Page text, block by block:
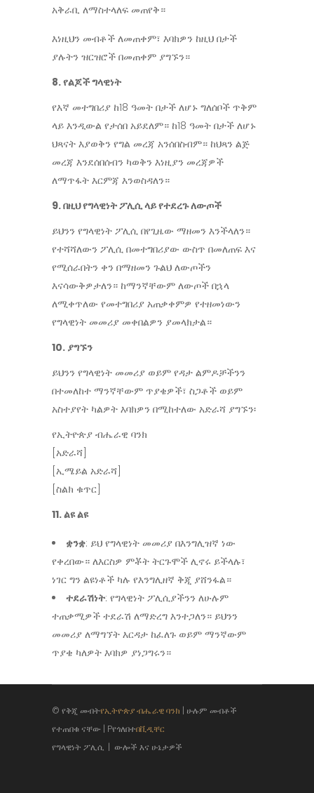
አቅራቢ ለማስተላለፍ መጠየቅ።
እነዚህን መብቶች ለመጠቀም፣ እባክዎን ከዚህ በታች
ያሉትን ዝርዝሮች በመጠቀም ያግኙን።
8. የልጆች ግላዊነት
የእኛ መተግበሪያ ከ18 ዓመት በታች ለሆኑ ግለሰቦች ጥቅም
ላይ እንዲውል የታሰበ አይደለም። ከ18 ዓመት በታች ለሆኑ
ህጻናት እያወቅን የግል መረጃ አንሰበስብም። ከህጻን ልጅ
መረጃ እንደሰበሰብን ካወቅን እነዚያን መረጃዎች
ለማጥፋት እርምጃ እንወስዳለን።
9. በዚህ የግላዊነት ፖሊሲ ላይ የተደረጉ ለውጦች
ይህንን የግላዊነት ፖሊሲ በየጊዜው ማዘመን እንችላለን።
የተሻሻለውን ፖሊሲ በመተግበሪያው ውስጥ በመለጠፍ እና
የሚሰራበትን ቀን በማዘመን ጉልህ ለውጦችን
እናሳውቅዎታለን። ከማንኛቸውም ለውጦች በኋላ
ለሚቀጥለው የመተግበሪያ አጠቃቀምዎ የተዘመነውን
የግላዊነት መመሪያ መቀበልዎን ያመላክታል።
10. ያግኙን
ይህንን የግላዊነት መመሪያ ወይም የዳታ ልምዶቻችንን
በተመለከተ ማንኛቸውም ጥያቄዎች፣ ስጋቶች ወይም
አስተያየት ካልዎት እባክዎን በሚከተለው አድራሻ ያግኙን፡
የኢትዮጵያ ብሔራዊ ባንክ
[አድራሻ]
[ኢሜይል አድራሻ]
[ስልክ ቁጥር]
11. ልዩ ልዩ
ቋንቋ: ይህ የግላዊነት መመሪያ በእንግሊዝኛ ነው
የቀረበው። ለእርስዎ ምቾት ትርጉሞች ሊኖሩ ይችላሉ፣
ነገር ግን ልዩነቶች ካሉ የእንግሊዘኛ ቅጂ ያሸንፋል።
ተደራሽነት: የግላዊነት ፖሊሲያችንን ለሁሉም
ተጠቃሚዎች ተደራሽ ለማድረግ እንተጋለን። ይህንን
መመሪያ ለማግኘት እርዳታ ከፈለጉ ወይም ማንኛውም
ጥያቄ ካለዎት እባክዎ ያነጋግሩን።
© የቅጂ መብትየኢትዮጵያ ብሔራዊ ባንክ | ሁሉም መብቶች
የተጠበቁ ናቸው | Pየጎለበተበቪዲቸር
የግላዊነት ፖሊሲ | ውሎች እና ሁኔታዎች